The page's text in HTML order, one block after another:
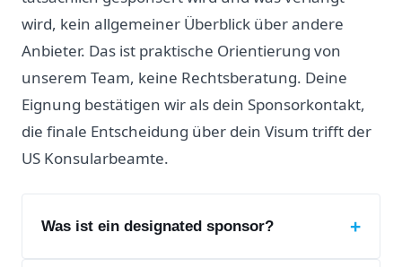
wird, kein allgemeiner Überblick über andere
Anbieter. Das ist praktische Orientierung von
unserem Team, keine Rechtsberatung. Deine
Eignung bestätigen wir als dein Sponsorkontakt,
die finale Entscheidung über dein Visum trifft der
US Konsularbeamte.
Was ist ein designated sponsor? +